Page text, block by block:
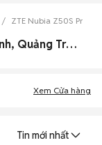
ZTE Nubia Z50S Pro
0 Zte Nubia Z50s Pro cũ Huyện Gio Linh, Quảng Trị đẹp
Xem Cửa hàng
Tin mới nhất